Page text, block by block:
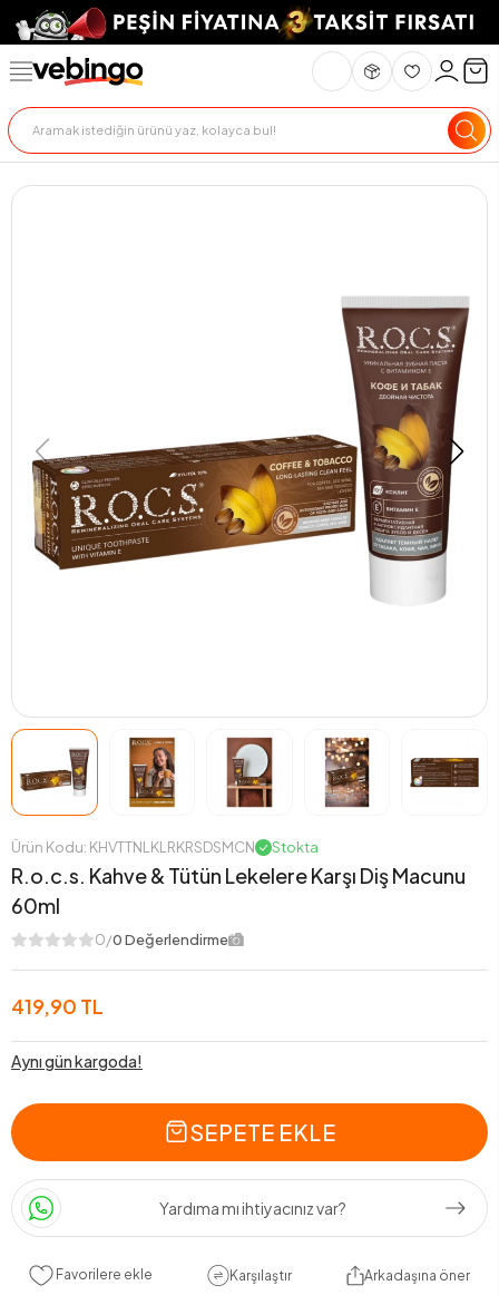
Ürün Kodu: KHVTTNLKLRKRSDSMCN Stokta
R.o.c.s. Kahve & Tütün Lekelere Karşı Diş Macunu
60ml
0/0 Değerlendirme
419,90 TL
Aynı gün kargoda!
SEPETE EKLE
Yardıma mı ihtiyacınız var?
Favorilere ekle Karşılaştır Arkadaşına öner
Genel Bakış Ürün Açıklaması Teknik Özellikler Teslimat Ve İade